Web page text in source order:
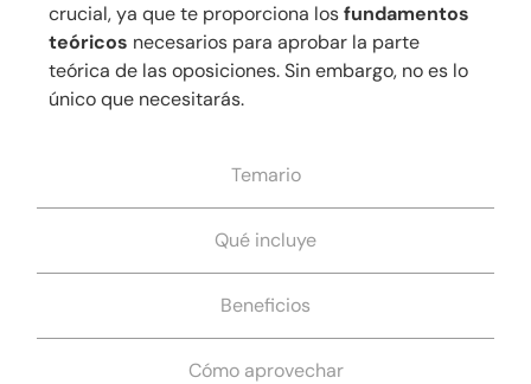
Temario
Qué incluye
Beneficios
Cómo aprovechar
crucial, ya que te proporciona losfundamentos
teóricos necesarios para aprobar la parte
teórica de las oposiciones. Sin embargo, no es lo
único que necesitarás.